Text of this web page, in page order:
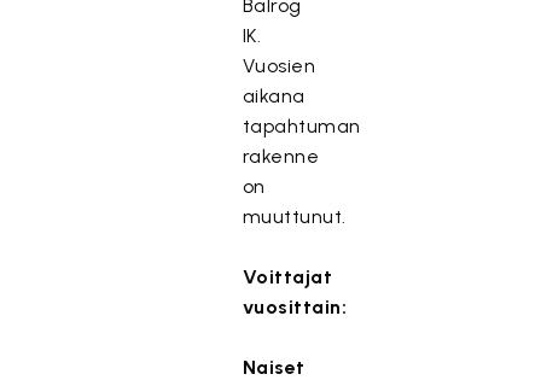
Balrog
IK.
Vuosien
aikana
tapahtuman
rakenne
on
muuttunut.
Voittajat
vuosittain:
Naiset